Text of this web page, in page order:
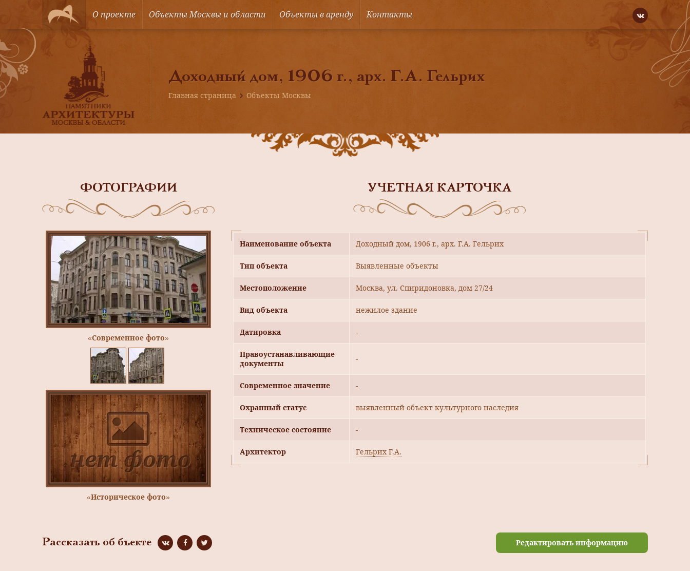
О проекте Объекты Москвы и области Объекты в аренду Контакты
Доходный дом, 1906 г., арх. Г.А. Гельрих
Главная страница Объекты Москвы
ФОТОГРАФИИ
«Современное фото»
«Историческое фото»
УЧЕТНАЯ КАРТОЧКА
Наименование объекта Доходный дом, 1906 г., арх. Г.А. Гельрих
Тип объекта Выявленные объекты
Местоположение Москва, ул. Спиридоновка, дом 27/24
Вид объекта нежилое здание
Датировка -
Правоустанавливающие
документы
-
Современное значение -
Охранный статус выявленный объект культурного наследия
Техническое состояние -
Архитектор Гельрих Г.А.
Рассказать об бъекте Редактировать информацию